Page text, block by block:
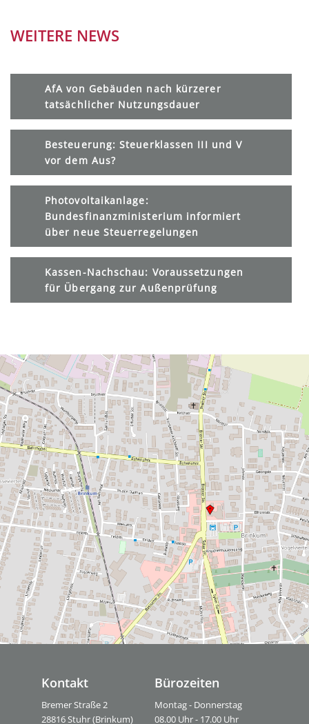
WEITERE NEWS
AfA von Gebäuden nach kürzerer
tatsächlicher Nutzungsdauer
Besteuerung: Steuerklassen III und V
vor dem Aus?
Photovoltaikanlage:
Bundesfinanzministerium informiert
über neue Steuerregelungen
Kassen-Nachschau: Voraussetzungen
für Übergang zur Außenprüfung
Kontakt
Bremer Straße 2
28816 Stuhr (Brinkum)
Bürozeiten
Montag - Donnerstag
08.00 Uhr - 17.00 Uhr